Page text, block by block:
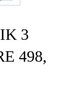
3
498,